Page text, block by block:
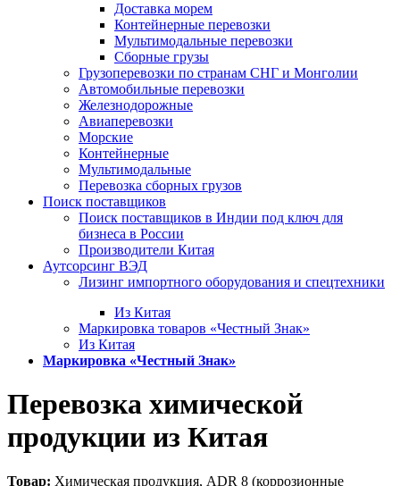
Доставка морем
Контейнерные перевозки
Мультимодальные перевозки
Сборные грузы
Грузоперевозки по странам СНГ и Монголии
Автомобильные перевозки
Железнодорожные
Авиаперевозки
Морские
Контейнерные
Мультимодальные
Перевозка сборных грузов
Поиск поставщиков
Поиск поставщиков в Индии под ключ для
бизнеса в России
Производители Китая
Аутсорсинг ВЭД
Лизинг импортного оборудования и спецтехники
Из Китая
Маркировка товаров «Честный Знак»
Из Китая
Маркировка «Честный Знак»
Перевозка химической
продукции из Китая
Товар: Химическая продукция, ADR 8 (коррозионные